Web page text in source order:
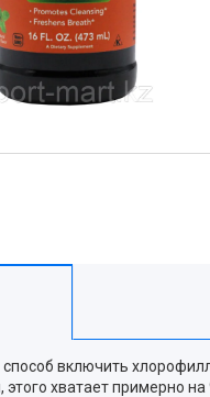
включить
хватает примерно